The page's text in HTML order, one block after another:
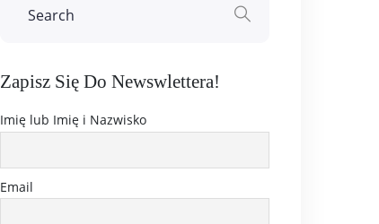
Zapisz Się Do Newswlettera!
Imię lub Imię i Nazwisko
Email